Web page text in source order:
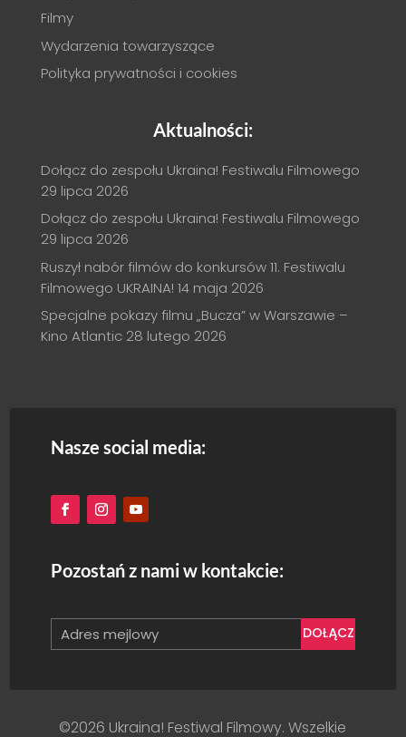
Filmy
Wydarzenia towarzyszące
Polityka prywatności i cookies
Aktualności:
Dołącz do zespołu Ukraina! Festiwalu Filmowego
29 lipca 2026
Dołącz do zespołu Ukraina! Festiwalu Filmowego
29 lipca 2026
Ruszył nabór filmów do konkursów 11. Festiwalu
Filmowego UKRAINA! 14 maja 2026
Specjalne pokazy filmu „Bucza” w Warszawie –
Kino Atlantic 28 lutego 2026
Nasze social media:
Pozostań z nami w kontakcie:
DOŁĄCZ
©2026 Ukraina! Festiwal Filmowy. Wszelkie